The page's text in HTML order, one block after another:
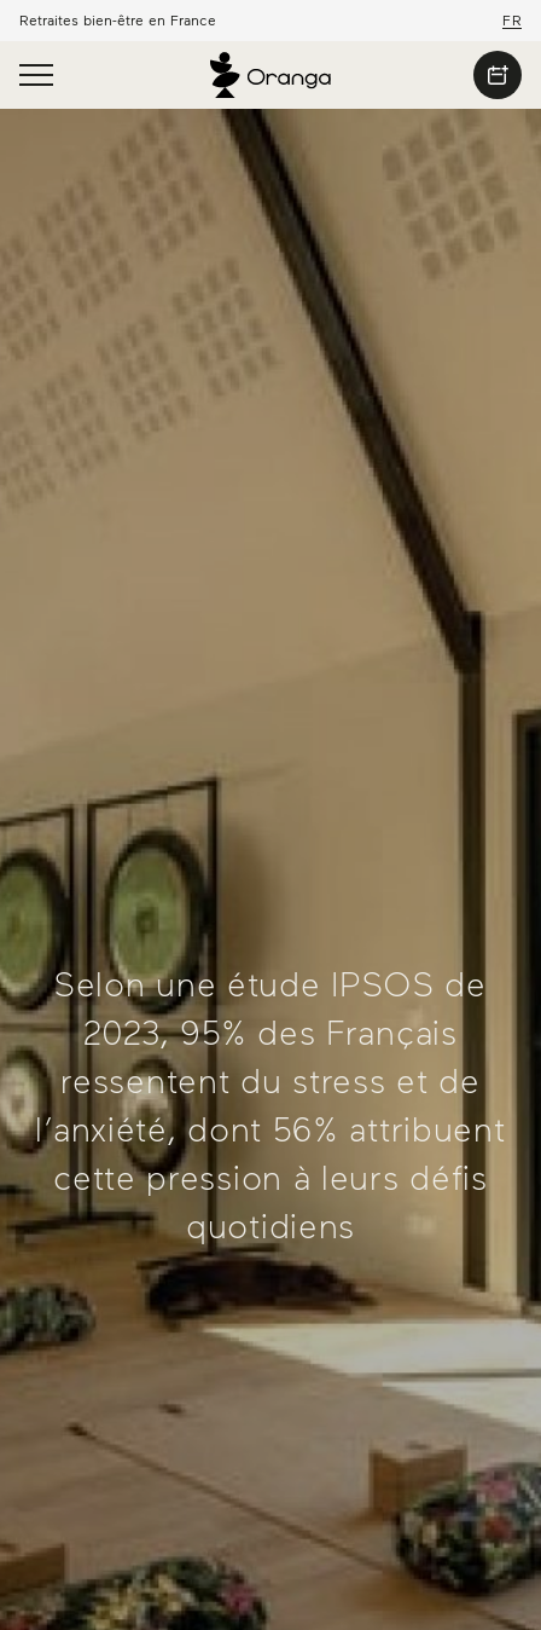
Retraites bien-être en France FR
Selon une étude IPSOS de
2023, 95% des Français
ressentent du stress et de
l’anxiété, dont 56% attribuent
cette pression à leurs défis
quotidiens